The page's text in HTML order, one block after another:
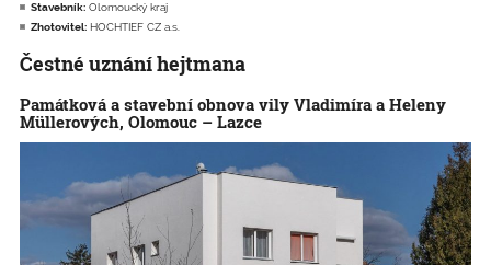
Stavebník: Olomoucký kraj
Zhotovitel: HOCHTIEF CZ a.s.
Čestné uznání hejtmana
Památková a stavební obnova vily Vladimíra a Heleny
Müllerových, Olomouc – Lazce